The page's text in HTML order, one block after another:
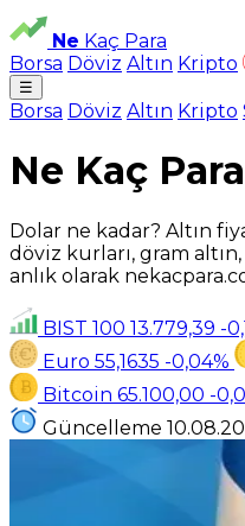
Ne Kaç Para
Borsa Döviz Altın Kripto
☰
Borsa Döviz Altın Kripto
Ne Kaç Para
Dolar ne kadar? Altın
döviz kurları, gram
anlık olarak
BIST 100 13.779,39 -
Euro 55,1635 -0,04%
Bitcoin 65.100,00 -
Güncelleme